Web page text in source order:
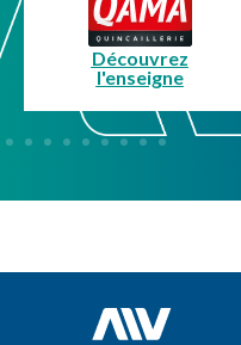
Découvrez
l'enseigne